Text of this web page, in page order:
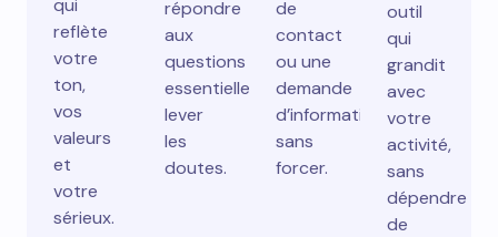
qui
reflète
votre
ton,
vos
valeurs
et
votre
sérieux.
répondre
aux
questions
essentielles,
lever
les
doutes.
de
contact
ou une
demande
d’information
sans
forcer.
outil
qui
grandit
avec
votre
activité,
sans
dépendre
de